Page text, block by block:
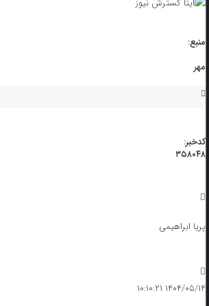
منبع:
مهر
کدخبر:
۳۵۸۰۴۸
پریا ابراهیمی
۱۴۰۴/۰۵/۱۴ ۱۰:۱۰:۲۱